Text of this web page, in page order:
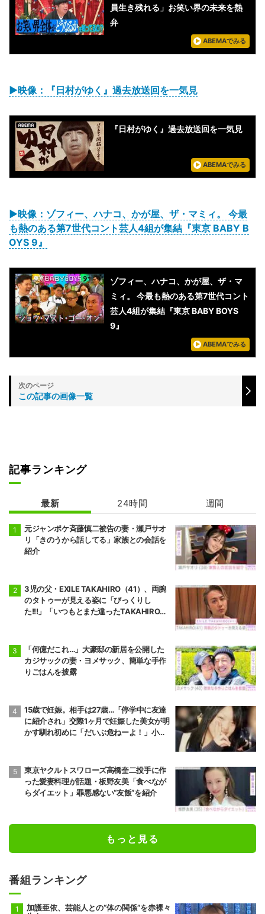
員生き残れる」お笑い界の未来を熱
弁
ABEMAでみる
▶映像：『日村がゆく』過去放送回を一気見
『日村がゆく』過去放送回を一気見
ABEMAでみる
▶映像：ゾフィー、ハナコ、かが屋、ザ・マミィ。 今最
も熱のある第7世代コント芸人4組が集結『東京 BABY B
OYS 9』
ゾフィー、ハナコ、かが屋、ザ・マ
ミィ。 今最も熱のある第7世代コント
芸人4組が集結『東京 BABY BOYS
9』
ABEMAでみる
この記事の画像一覧
記事ランキング
最新 24時間 週間
元ジャンポケ斉藤慎二被告の妻・瀬戸サオ
リ「きのうから話してる」家族との会話を
紹介
3児の父・EXILE TAKAHIRO（41）、両腕
のタトゥーが見える姿に「びっくりし
た!!!」「いつもとまた違ったTAKAHIROさ
「何億だこれ…」大豪邸の新居を公開した
カジサックの妻・ヨメサック、簡単な手作
りごはんを披露
15歳で妊娠。相手は27歳…「停学中に友達
に紹介され」交際1ヶ月で妊娠した美女が明
かす馴れ初めに「だいぶ危ねーよ！」小森
東京ヤクルトスワローズ高橋奎二投手に作
った愛妻料理が話題・板野友美「食べなが
らダイエット」罪悪感ない“友飯”を紹介
もっと見る
番組ランキング
加護亜依、芸能人との“体の関係”を赤裸々